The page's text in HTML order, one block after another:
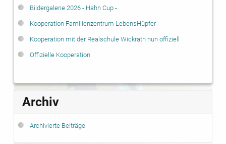
Bildergalerie 2026 - Hahn Cup -
Kooperation Familienzentrum LebensHüpfer
Kooperation mit der Realschule Wickrath nun offiziell
Offizielle Kooperation
Archiv
Archivierte Beiträge